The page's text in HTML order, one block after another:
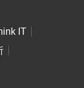
IT